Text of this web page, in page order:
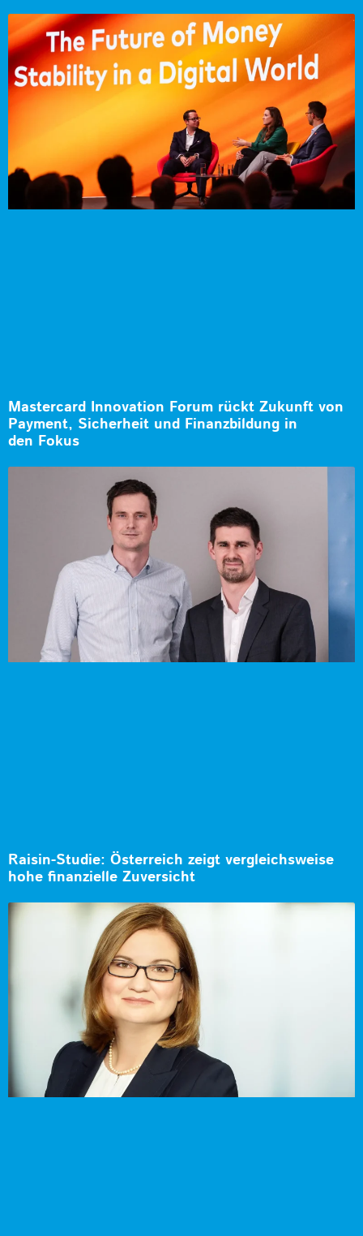
Mastercard Innovation Forum rückt Zukunft von
Payment, Sicherheit und Finanzbildung in
den Fokus
Raisin-Studie: Österreich zeigt vergleichsweise
hohe finanzielle Zuversicht